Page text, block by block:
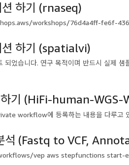
하기 (rnaseq)
workshops/76d4a4ff-fe6f-
션 하기 (spatialvi)
었습니다. 연구 목적이며 반드시 실제 샘
기 (HiFi-human-WGS-
workflow에 등록하는 내용을 다루고
(Fastq to VCF,
vep aws stepfunctions start-